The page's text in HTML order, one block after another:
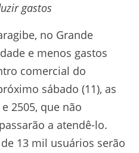
gastos
no Grande
e menos gastos
comercial do
sábado (11), as
2505, que não
a atendê-lo.
13 mil usuários serão